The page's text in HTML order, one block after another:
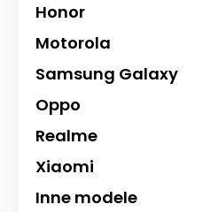
Honor
Motorola
Samsung Galaxy
Oppo
Realme
Xiaomi
Inne modele